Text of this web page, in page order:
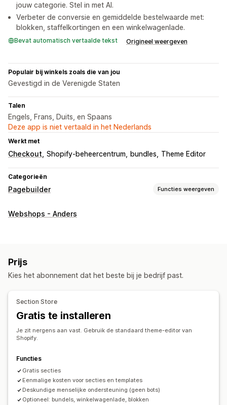
jouw categorie. Stel in met AI.
Verbeter de conversie en gemiddelde bestelwaarde met:
blokken, staffelkortingen en een winkelwagenlade.
Bevat automatisch vertaalde tekst Origineel weergeven
Populair bij winkels zoals die van jou
Gevestigd in de Verenigde Staten
Talen
Engels, Frans, Duits, en Spaans
Deze app is niet vertaald in het Nederlands
Werkt met
Checkout Shopify-beheercentrum bundles Theme Editor
Categorieën
Pagebuilder Functies weergeven
Soorten pagina's
Contactpagina's
Bedankpagina's Voetteksten Pop-ups Formulieren
Recensiepagina
Pagina´s op maat
Pagina´s beheren
AI-generatie
SEO Mobiel responsief
A/B-testen
Webshops - Anders
Prijs
Kies het abonnement dat het beste bij je bedrijf past.
Section Store
Gratis te installeren
Je zit nergens aan vast. Gebruik de standaard theme-editor van
Shopify.
Functies
Gratis secties
Eenmalige kosten voor secties en templates
Deskundige menselijke ondersteuning (geen bots)
Optioneel: bundels, winkelwagenlade, blokken